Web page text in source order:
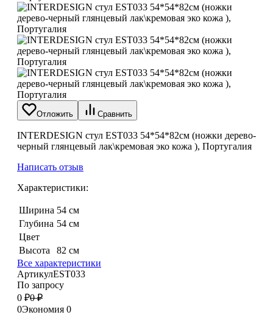
Отложить Сравнить
INTERDESIGN cтул EST033 54*54*82см (ножки дерево-
черный глянцевый лак\кремовая эко кожа ), Португалия
Написать отзыв
Характеристики:
Ширина 54 см
Глубина 54 см
Цвет
Высота
82 см
Все характеристики
АртикулEST033
По запросу
0 ₽0 ₽
0Экономия 0